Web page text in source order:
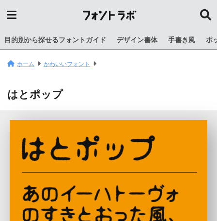
目的別から探せるフォントガイド デザイン書体 手書き風 ポ
ホーム かわいいフォント
はとポップ